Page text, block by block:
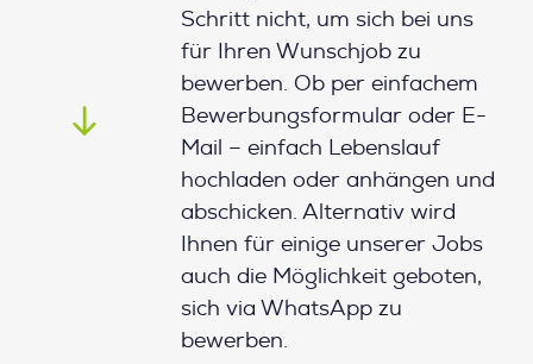
Schritt nicht, um sich bei uns
für Ihren Wunschjob zu
bewerben. Ob per einfachem
Bewerbungsformular oder E-
Mail – einfach Lebenslauf
hochladen oder anhängen und
abschicken. Alternativ wird
Ihnen für einige unserer Jobs
auch die Möglichkeit geboten,
sich via WhatsApp zu
bewerben.